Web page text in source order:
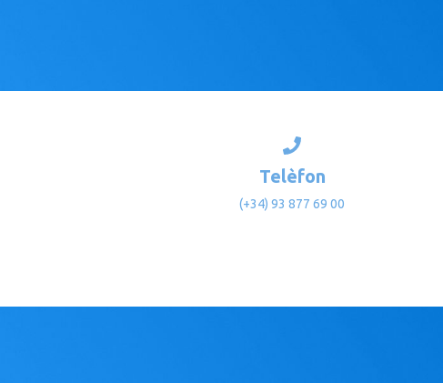
Telèfon
(+34) 93 877 69 00